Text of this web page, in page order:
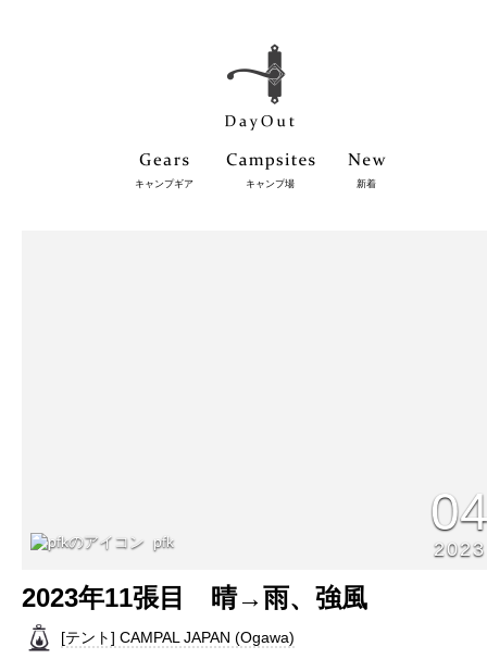
キャンプギア キャンプ場 新着
pfk 2023
2023年11張目 晴→雨、強風
[テント] CAMPAL JAPAN (Ogawa)